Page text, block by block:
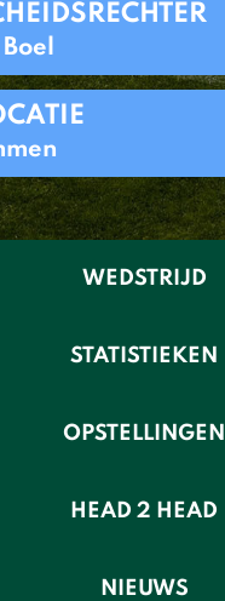
WEDSTRIJD
STATISTIEKEN
OPSTELLINGEN
HEAD 2 HEAD
NIEUWS